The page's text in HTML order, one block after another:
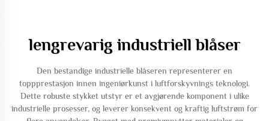
lengrevarig industriell blåser
Den bestandige industrielle blåseren representerer en
toppprestasjon innen ingeniørkunst i luftforskyvnings teknologi.
Dette robuste stykket utstyr er et avgjørende komponent i ulike
industrielle prosesser, og leverer konsekvent og kraftig luftstrøm for